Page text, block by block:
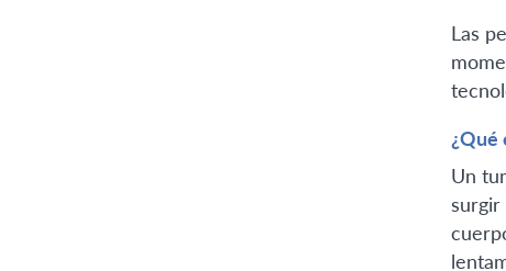
Las
¿Qué
Un